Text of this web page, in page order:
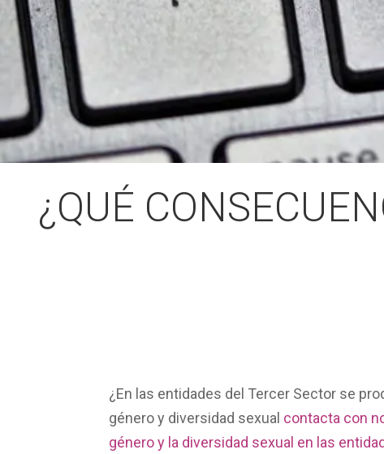
¿QUÉ
¿En las entidades del Tercer Sector se
géneroy diversidad sexual contacta con
género y la diversidad sexual en las